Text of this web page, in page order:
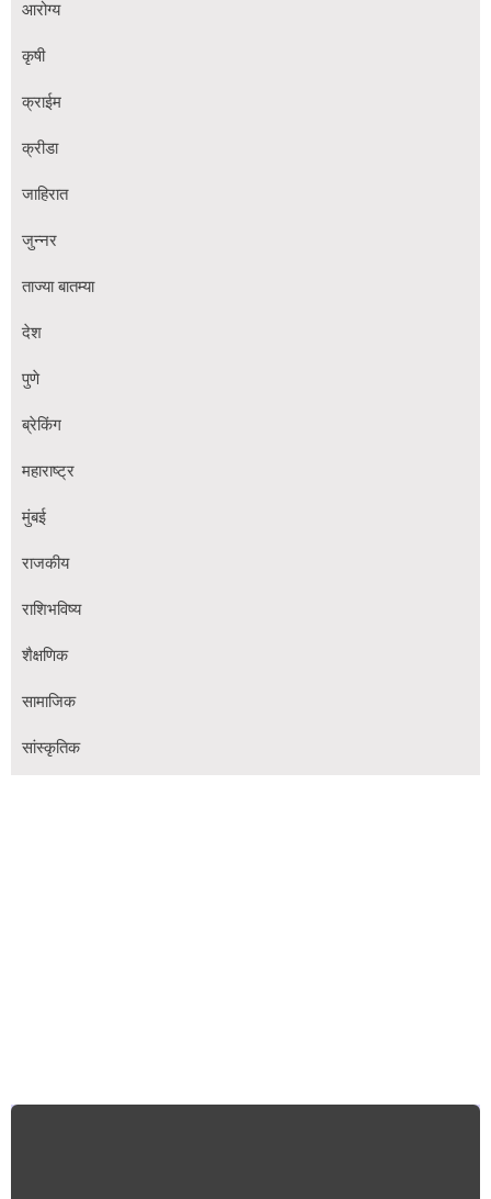
आरोग्य
कृषी
क्राईम
क्रीडा
जाहिरात
जुन्नर
ताज्या बातम्या
देश
पुणे
ब्रेकिंग
महाराष्ट्र
मुंबई
राजकीय
राशिभविष्य
शैक्षणिक
सामाजिक
सांस्कृतिक